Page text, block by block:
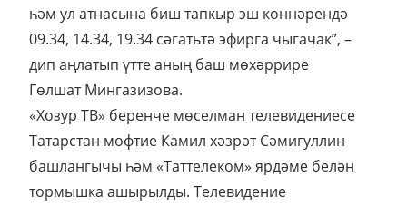
һәм ул атнасына биш тапкыр эш көннәрендә
09.34, 14.34, 19.34 сәгатьтә эфирга чыгачак”, –
дип аңлатып үтте аның баш мөхәррире
Гөлшат Мингазизова.
«Хозур ТВ» беренче мөселман телевидениесе
Татарстан мөфтие Камил хәзрәт Сәмигуллин
башлангычы һәм «Таттелеком» ярдәме белән
тормышка ашырылды. Телевидение